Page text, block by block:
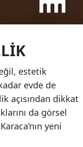
estetik
evde de
açısından dikkat
da görsel
yeni